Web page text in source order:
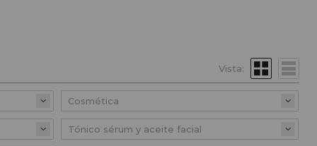
Vista: